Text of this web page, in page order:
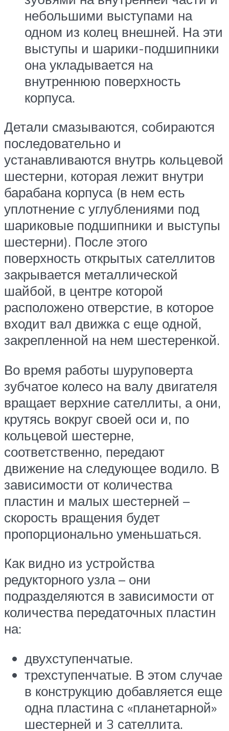
небольшими выступами на
одном из колец внешней. На эти
выступы и шарики-подшипники
она укладывается на
внутреннюю поверхность
корпуса.
Детали смазываются, собираются
последовательно и
устанавливаются внутрь кольцевой
шестерни, которая лежит внутри
барабана корпуса (в нем есть
уплотнение с углублениями под
шариковые подшипники и выступы
шестерни). После этого
поверхность открытых сателлитов
закрывается металлической
шайбой, в центре которой
расположено отверстие, в которое
входит вал движка с еще одной,
закрепленной на нем шестеренкой.
Во время работы шуруповерта
зубчатое колесо на валу двигателя
вращает верхние сателлиты, а они,
крутясь вокруг своей оси и, по
кольцевой шестерне,
соответственно, передают
движение на следующее водило. В
зависимости от количества
пластин и малых шестерней –
скорость вращения будет
пропорционально уменьшаться.
Как видно из устройства
редукторного узла – они
подразделяются в зависимости от
количества передаточных пластин
на:
двухступенчатые.
трехступенчатые. В этом случае
в конструкцию добавляется еще
одна пластина с «планетарной»
шестерней и 3 сателлита.